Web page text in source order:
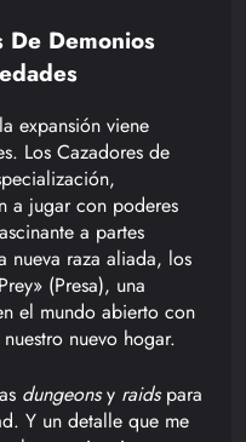
De Demonios
expansión viene
Los Cazadores de
a jugar con poderes
a partes
nueva raza aliada, los
(Presa), una
el mundo abierto con
nuevo hogar.
dungeonsy raidspara
Y un detalle que me